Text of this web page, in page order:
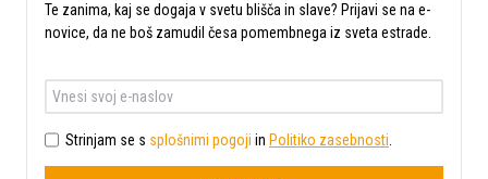
Te zanima, kaj se dogaja v svetu blišča in slave? Prijavi se na e-
novice, da ne boš zamudil česa pomembnega iz sveta estrade.
Strinjam se s splošnimi pogoji in Politiko zasebnosti